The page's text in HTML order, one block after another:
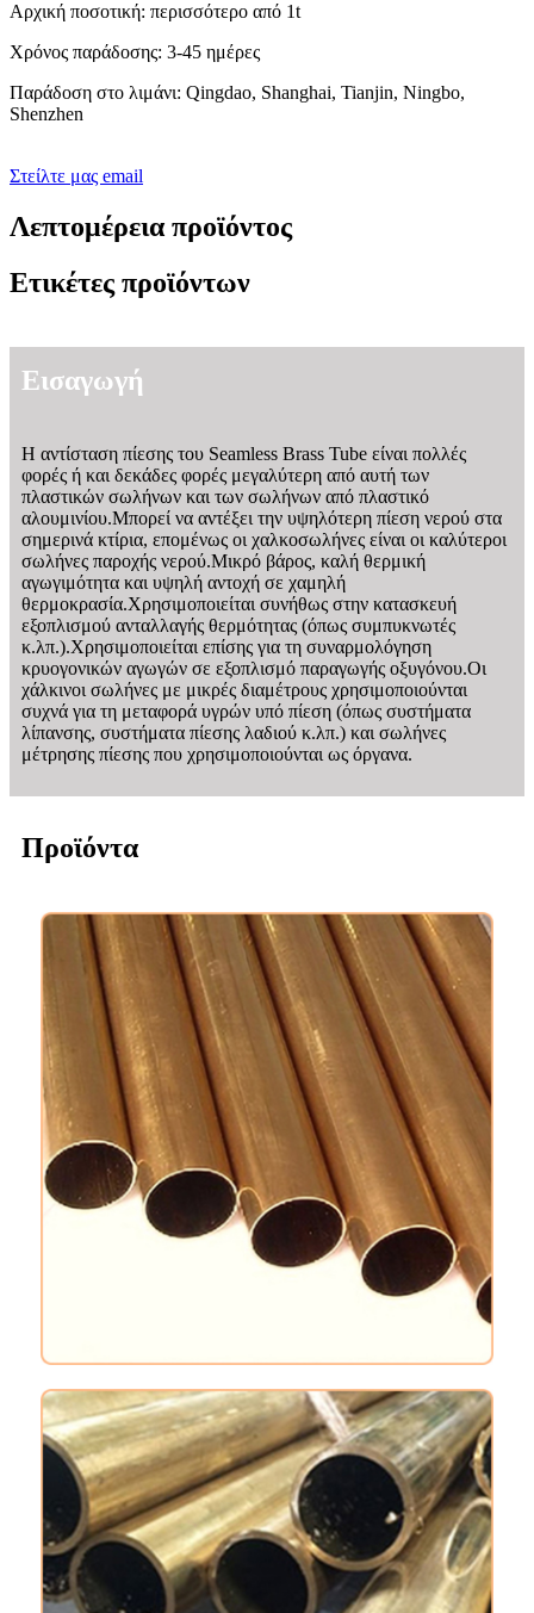
Αρχική ποσοτική: περισσότερο από 1t
Χρόνος παράδοσης: 3-45 ημέρες
Παράδοση στο λιμάνι: Qingdao, Shanghai, Tianjin, Ningbo,
Shenzhen
Στείλτε μας email
Λεπτομέρεια προϊόντος
Ετικέτες προϊόντων
Εισαγωγή
Η αντίσταση πίεσης του Seamless Brass Tube είναι πολλές
φορές ή και δεκάδες φορές μεγαλύτερη από αυτή των
πλαστικών σωλήνων και των σωλήνων από πλαστικό
αλουμινίου.Μπορεί να αντέξει την υψηλότερη πίεση νερού στα
σημερινά κτίρια, επομένως οι χαλκοσωλήνες είναι οι καλύτεροι
σωλήνες παροχής νερού.Μικρό βάρος, καλή θερμική
αγωγιμότητα και υψηλή αντοχή σε χαμηλή
θερμοκρασία.Χρησιμοποιείται συνήθως στην κατασκευή
εξοπλισμού ανταλλαγής θερμότητας (όπως συμπυκνωτές
κ.λπ.).Χρησιμοποιείται επίσης για τη συναρμολόγηση
κρυογονικών αγωγών σε εξοπλισμό παραγωγής οξυγόνου.Οι
χάλκινοι σωλήνες με μικρές διαμέτρους χρησιμοποιούνται
συχνά για τη μεταφορά υγρών υπό πίεση (όπως συστήματα
λίπανσης, συστήματα πίεσης λαδιού κ.λπ.) και σωλήνες
μέτρησης πίεσης που χρησιμοποιούνται ως όργανα.
Προϊόντα